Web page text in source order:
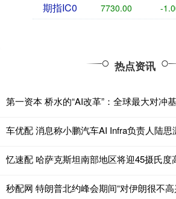
期指IC0 7730.00 -
热点资讯
第一资本 桥水的“AI改革”：全球最大对冲
忆速配 哈萨克斯坦南部地区将迎45摄氏度